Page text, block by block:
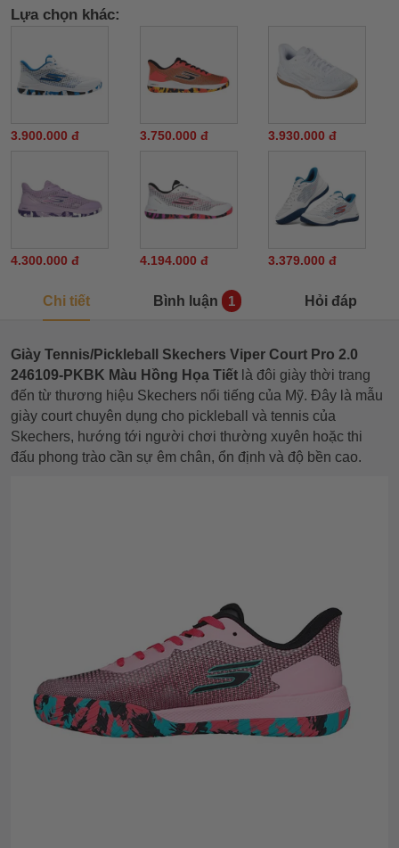
Lựa chọn khác:
3.900.000 đ 3.750.000 đ 3.930.000 đ
4.300.000 đ 4.194.000 đ 3.379.000 đ
Chi tiết Bình luận 1 Hỏi đáp
Giày Tennis/Pickleball Skechers Viper Court Pro 2.0
246109-PKBK Màu Hồng Họa Tiết là đôi giày thời trang
đến từ thương hiệu Skechers nổi tiếng của Mỹ. Đây là mẫu
giày court chuyên dụng cho pickleball và tennis của
Skechers, hướng tới người chơi thường xuyên hoặc thi
đấu phong trào cần sự êm chân, ổn định và độ bền cao.